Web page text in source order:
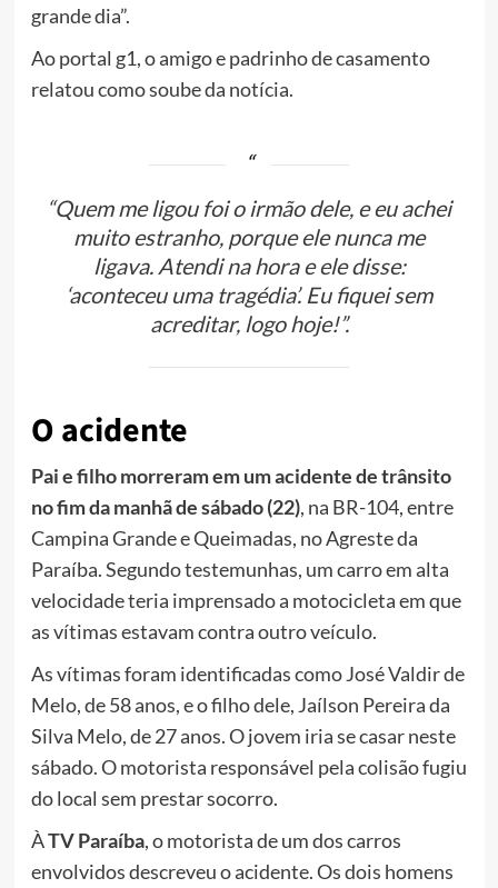
grande dia”.
Ao portal g1, o amigo e padrinho de casamento
relatou como soube da notícia.
“Quem me ligou foi o irmão dele, e eu achei
muito estranho, porque ele nunca me
ligava. Atendi na hora e ele disse:
‘aconteceu uma tragédia’. Eu fiquei sem
acreditar, logo hoje!”.
O acidente
Pai e filho morreram em um acidente de trânsito
no fim da manhã de sábado (22), na BR-104, entre
Campina Grande e Queimadas, no Agreste da
Paraíba. Segundo testemunhas, um carro em alta
velocidade teria imprensado a motocicleta em que
as vítimas estavam contra outro veículo.
As vítimas foram identificadas como José Valdir de
Melo, de 58 anos, e o filho dele, Jaílson Pereira da
Silva Melo, de 27 anos. O jovem iria se casar neste
sábado. O motorista responsável pela colisão fugiu
do local sem prestar socorro.
ÀTV Paraíba, o motorista de um dos carros
envolvidos descreveu o acidente. Os dois homens